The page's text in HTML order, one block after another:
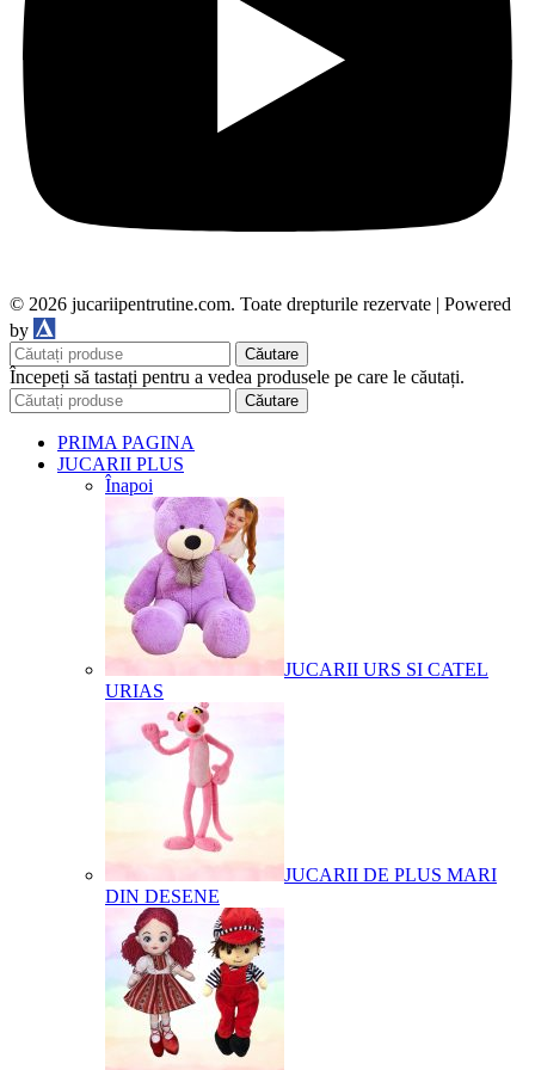
© 2026 jucariipentrutine.com. Toate drepturile rezervate | Powered
by
Căutare
Începeți să tastați pentru a vedea produsele pe care le căutați.
Căutare
PRIMA PAGINA
JUCARII PLUS
Înapoi
JUCARII URS SI CATEL
URIAS
JUCARII DE PLUS MARI
DIN DESENE